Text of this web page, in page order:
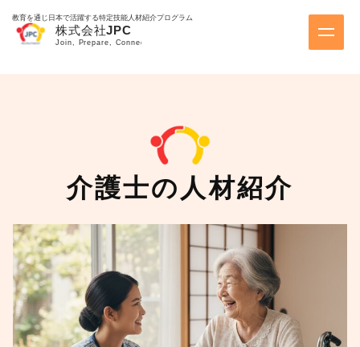
教育を通じ日本で活躍する特定技能人材紹介プログラム
介護士の人材紹介